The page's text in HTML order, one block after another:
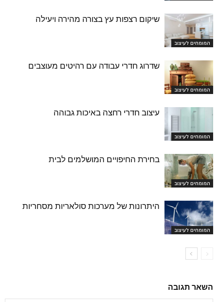
המומחים לעיצוב
שיקום רצפות עץ בצורה מהירה ויעילה
המומחים לעיצוב
שדרוג חדרי עבודה עם רהיטים מעוצבים
המומחים לעיצוב
עיצוב חדרי רחצה באיכות גבוהה
המומחים לעיצוב
בחירת החיפויים המושלמים לבית
המומחים לעיצוב
היתרונות של מערכות סולאריות מסחריות
השאר תגובה